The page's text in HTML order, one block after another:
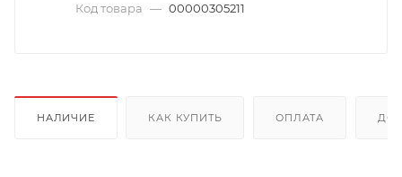
Код товара — 00000305211
НАЛИЧИЕ КАК КУПИТЬ ОПЛАТА